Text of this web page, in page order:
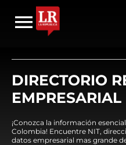
DIRECTORIO
EMPRESARIAL
¡Conozca la información
Colombia! Encuentre NIT,
datos empresarial mas grande